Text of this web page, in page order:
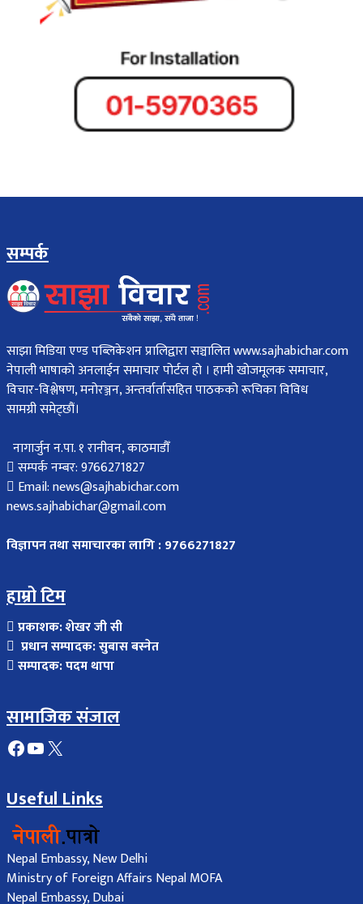
सम्पर्क
साझा मिडिया एण्ड पब्लिकेशन प्रालिद्वारा सञ्चालित www.sajhabichar.com
नेपाली भाषाको अनलाईन समाचार पोर्टल हो । हामी खोजमूलक समाचार,
विचार-विश्लेषण, मनोरञ्जन, अन्तर्वार्तासहित पाठकको रूचिका विविध
सामग्री समेट्छौं।
नागार्जुन न.पा. १ रानीवन, काठमाडौँ
सम्पर्क नम्बर: 9766271827
Email: news@sajhabichar.com
news.sajhabichar@gmail.com
विज्ञापन तथा समाचारका लागि : 9766271827
हाम्रो टिम
प्रकाशक: शेखर जी सी
प्रधान सम्पादक: सुबास बस्नेत
सम्पादक: पदम थापा
सामाजिक संजाल
Facebook
YouTube
X
Useful Links
Nepal Embassy, New Delhi
Ministry of Foreign Affairs Nepal MOFA
Nepal Embassy, Dubai